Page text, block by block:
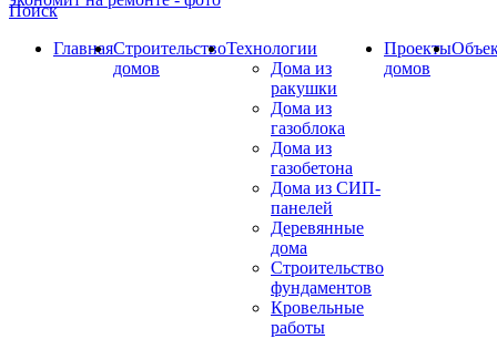
Поиск
ГлавнаяСтроительство
домов
Технологии
Дома из
ракушки
Дома из
газоблока
Дома из
газобетона
Дома из СИП-
панелей
Деревянные
дома
Строительство
фундаментов
Кровельные
работы
Проекты
домов